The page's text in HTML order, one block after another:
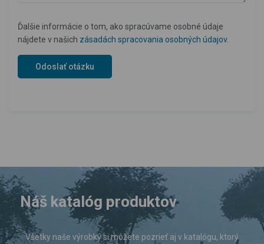
Ďalšie informácie o tom, ako spracúvame osobné údaje
nájdete v našich zásadách spracovania osobných údajov.
Náš katalóg produktov
Všetky naše výrobky si môžete pozrieť aj v katalógu, ktorý